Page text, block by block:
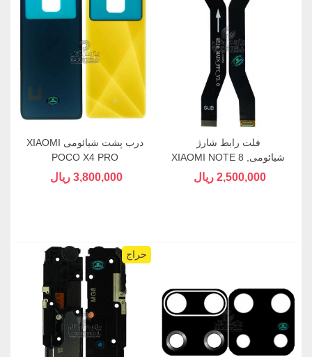
فلت رابط شارژ
شیائومیXIAOMI NOTE 8 ,
NOTE 8T
2,500,000 ریال
درب پشت شیائومی XIAOMI
POCO X4 PRO
3,800,000 ریال
حراج